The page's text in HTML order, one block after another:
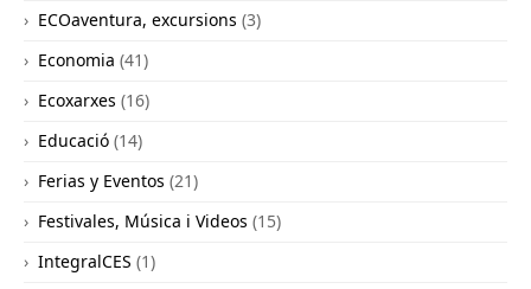
ECOaventura, excursions (3)
Economia (41)
Ecoxarxes (16)
Educació (14)
Ferias y Eventos (21)
Festivales, Música i Videos (15)
IntegralCES (1)